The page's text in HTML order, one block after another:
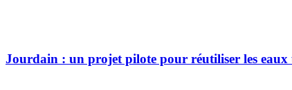
Jourdain : un projet pilote pour réutiliser les eaux